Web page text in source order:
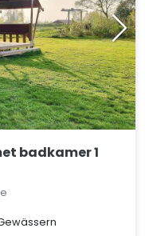
badkamer 1